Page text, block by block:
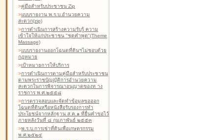
>คู่มือสำหรับประชาชน Zip
>แบบรายงาน พ.ร.บ.อำนวยความ
สะดวก(zip)
>การดำเนินการสร้างความรับรู้ ความ
เข้าใจให้แก่ประชาชน "ชุดคำพูด"(Theme
Massage)
>แบบรายงานออกโฉนดที่ดินฯไม่ชอบด้วย
กฎหมาย
>เป้าหมายการให้บริการ
>การดำเนินการตามคู่มือสำหรับประชาชน
ตามพระราชบัญญัติการอำนวยความ
สะดวกในการพิจารณาอนุญาตของท าง
ราชการ พ.ศ.๒๕๕๘
>การตรวจสอบและจัดทำข้อมูลขอออก
โฉนดที่ดินหรือหนังสือรับรองการทำ
ประโยชน์จากหลักฐาน ส.ค.๑ ที่ยื่นคำขอไว้
ภายหลังวันที่ ๘ กุมภาพันธ์ ๒๕๕๓
>พ.ร.บ.การเช่าที่ดินเพื่อเกษตรกรรม
พ.ศ.๒๕๒๔